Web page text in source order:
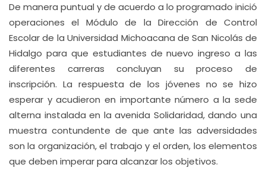
De manera puntual y de acuerdo a lo programado inició
operaciones el Módulo de la Dirección de Control
Escolar de la Universidad Michoacana de San Nicolás de
Hidalgo para que estudiantes de nuevo ingreso a las
diferentes carreras concluyan su proceso de
inscripción. La respuesta de los jóvenes no se hizo
esperar y acudieron en importante número a la sede
alterna instalada en la avenida Solidaridad, dando una
muestra contundente de que ante las adversidades
son la organización, el trabajo y el orden, los elementos
que deben imperar para alcanzar los objetivos.